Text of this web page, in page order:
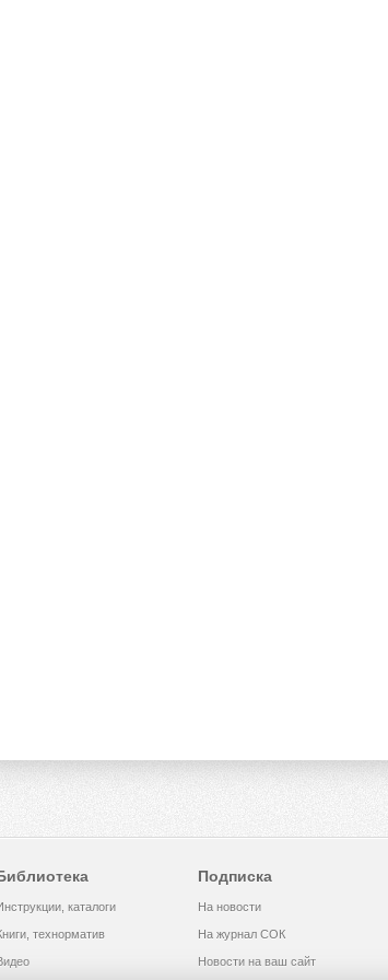
каталоги
технорматив
Подписка
На новости
На журнал СОК
Новости на ваш сайт